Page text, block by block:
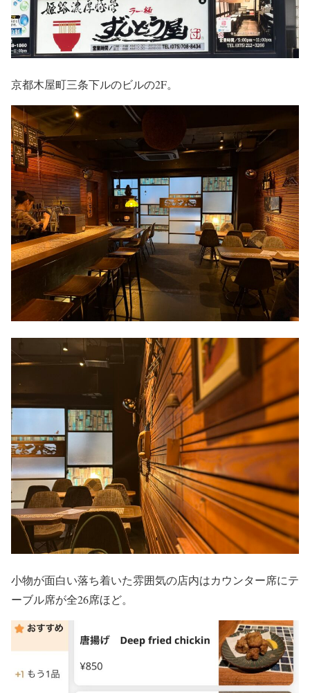
京都木屋町三条下ルのビルの2F。
小物が面白い落ち着いた雰囲気の店内はカウンター席にテ
ーブル席が全26席ほど。